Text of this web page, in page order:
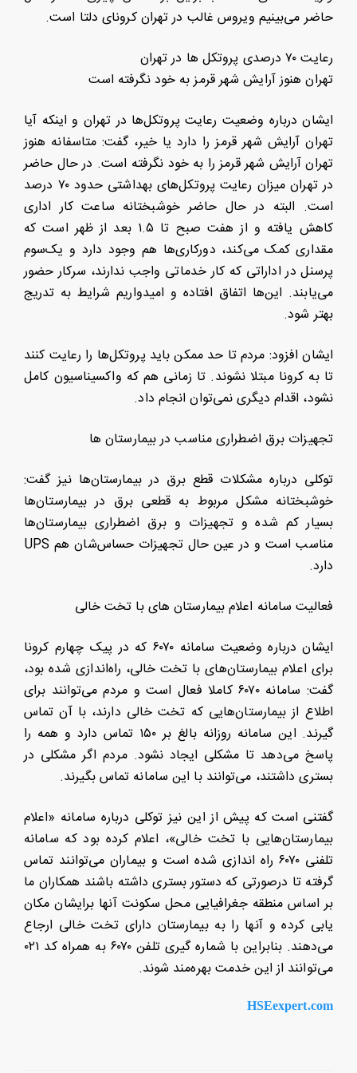
حاضر می‌بینیم ویروس غالب در تهران کرونای دلتا است.
رعایت ۷۰ درصدی پروتکل ها در تهران
تهران هنوز آرایش شهر قرمز به خود نگرفته است
ایشان درباره وضعیت رعایت پروتکل‌ها در تهران و اینکه آیا
تهران آرایش شهر قرمز را دارد یا خیر، گفت: متاسفانه هنوز
تهران آرایش شهر قرمز را به خود نگرفته است. در حال حاضر
در تهران میزان رعایت پروتکل‌های بهداشتی حدود ۷۰ درصد
است. البته در حال حاضر خوشبختانه ساعت کار اداری
کاهش یافته و از هفت صبح تا ۱.۵ بعد از ظهر است که
مقداری کمک می‌کند، دورکاری‌ها هم وجود دارد و یک‌سوم
پرسنل در اداراتی که کار خدماتی واجب ندارند، سرکار حضور
می‌یابند. این‌ها اتفاق افتاده و امیدواریم شرایط به تدریج
بهتر شود.
ایشان افزود: مردم تا حد ممکن باید پروتکل‌ها را رعایت کنند
تا به کرونا مبتلا نشوند. تا زمانی هم که واکسیناسیون کامل
نشود، اقدام دیگری نمی‌توان انجام داد.
تجهیزات برق اضطراری مناسب در بیمارستان ها
توکلی درباره مشکلات قطع برق در بیمارستان‌ها نیز گفت:
خوشبختانه مشکل مربوط به قطعی برق در بیمارستان‌ها
بسیار کم شده و تجهیزات و برق اضطراری بیمارستان‌ها
مناسب است و در عین حال تجهیزات حساس‌شان هم UPS
دارد.
فعالیت سامانه اعلام بیمارستان های با تخت خالی
ایشان درباره وضعیت سامانه ۶۰۷۰ که در پیک چهارم کرونا
برای اعلام بیمارستان‌های با تخت خالی، راه‌اندازی شده بود،
گفت: سامانه ۶۰۷۰ کاملا فعال است و مردم می‌توانند برای
اطلاع از بیمارستان‌هایی که تخت خالی دارند، با آن تماس
گیرند. این سامانه روزانه بالغ بر ۱۵۰ تماس دارد و همه را
پاسخ می‌دهد تا مشکلی ایجاد نشود. مردم اگر مشکلی در
بستری داشتند، می‌توانند با این سامانه تماس بگیرند.
گفتنی است که پیش از این نیز توکلی درباره سامانه «اعلام
بیمارستان‌هایی با تخت خالی»، اعلام کرده بود که سامانه
تلفنی ۶۰۷۰ راه اندازی شده است و بیماران می‌توانند تماس
گرفته تا درصورتی که دستور بستری داشته باشند همکاران ما
بر اساس منطقه جغرافیایی محل سکونت آنها برایشان مکان
یابی کرده و آنها را به بیمارستان دارای تخت خالی ارجاع
می‌دهند. بنابراین با شماره گیری تلفن ۶۰۷۰ به همراه کد ۰۲۱
می‌توانند از این خدمت بهره‌مند شوند.
HSEexpert.com